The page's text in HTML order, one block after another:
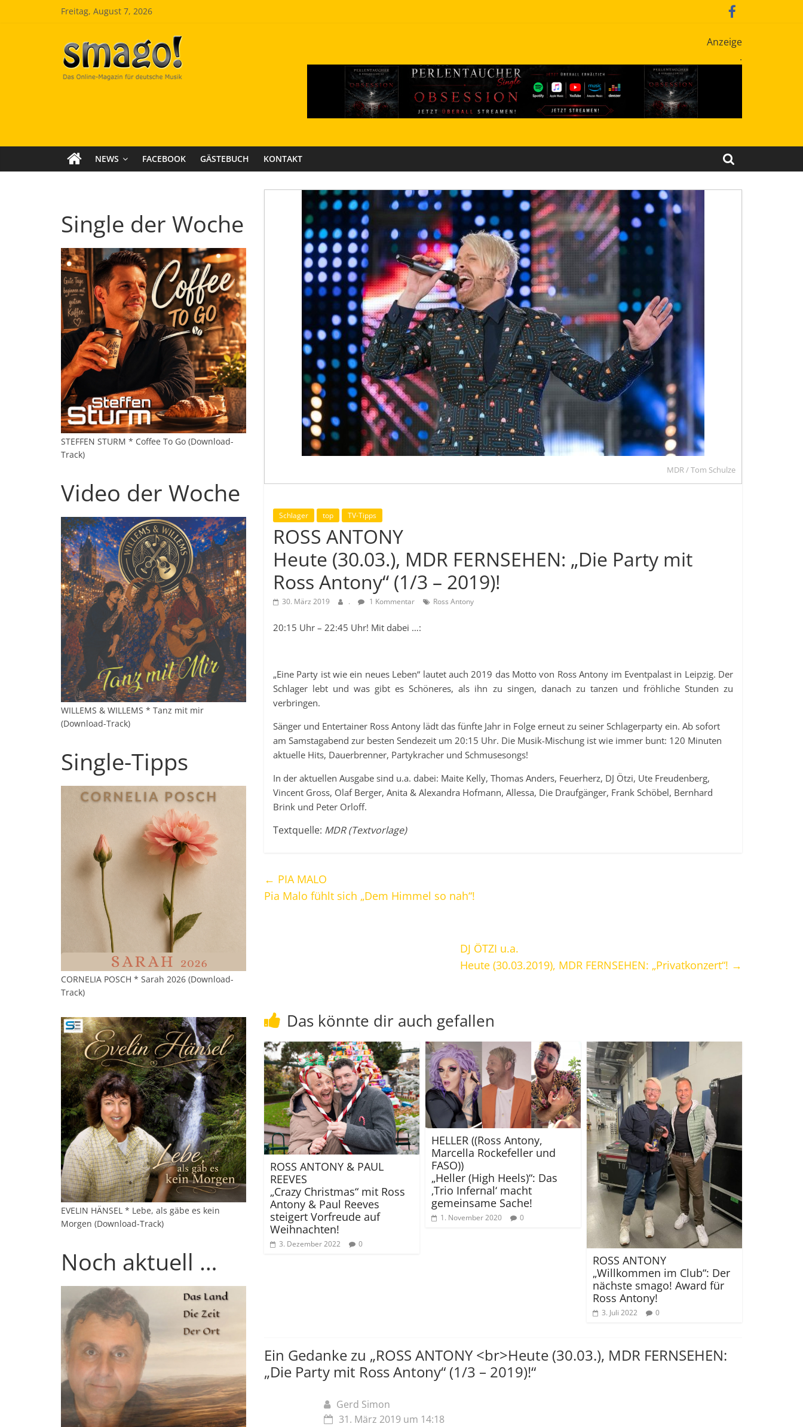
Freitag, August 7, 2026
Smago
SchlagerMAGazinOnline
Anzeige
.
NEWS FACEBOOK GÄSTEBUCH KONTAKT
MDR / Tom Schulze
Schlager top TV-Tipps
ROSS ANTONY
Heute (30.03.), MDR FERNSEHEN: „Die Party mit
Ross Antony“ (1/3 – 2019)!
30. März 2019 . 1 Kommentar Ross Antony
20:15 Uhr – 22:45 Uhr! Mit dabei …:
„Eine Party ist wie ein neues Leben“ lautet auch 2019 das Motto von Ross Antony im Eventpalast in Leipzig. Der
Schlager lebt und was gibt es Schöneres, als ihn zu singen, danach zu tanzen und fröhliche Stunden zu
verbringen.
Sänger und Entertainer Ross Antony lädt das fünfte Jahr in Folge erneut zu seiner Schlagerparty ein. Ab sofort
am Samstagabend zur besten Sendezeit um 20:15 Uhr. Die Musik-Mischung ist wie immer bunt: 120 Minuten
aktuelle Hits, Dauerbrenner, Partykracher und Schmusesongs!
In der aktuellen Ausgabe sind u.a. dabei: Maite Kelly, Thomas Anders, Feuerherz, DJ Ötzi, Ute Freudenberg,
Vincent Gross, Olaf Berger, Anita & Alexandra Hofmann, Allessa, Die Draufgänger, Frank Schöbel, Bernhard
Brink und Peter Orloff.
Textquelle: MDR (Textvorlage)
← PIA MALO
Pia Malo fühlt sich „Dem Himmel so nah“!
DJ ÖTZI u.a.
Heute (30.03.2019), MDR FERNSEHEN: „Privatkonzert“! →
Das könnte dir auch gefallen
ROSS ANTONY & PAUL
REEVES
„Crazy Christmas“ mit Ross
Antony & Paul Reeves
steigert Vorfreude auf
Weihnachten!
3. Dezember 2022 0
HELLER ((Ross Antony,
Marcella Rockefeller und
FASO))
„Heller (High Heels)“: Das
‚Trio Infernal‘ macht
gemeinsame Sache!
1. November 2020 0
ROSS ANTONY
„Willkommen im Club“: Der
nächste smago! Award für
Ross Antony!
3. Juli 2022 0
Ein Gedanke zu „ROSS ANTONY <br>Heute (30.03.), MDR FERNSEHEN:
„Die Party mit Ross Antony“ (1/3 – 2019)!“
Gerd Simon
31. März 2019 um 14:18
Single der Woche
STEFFEN STURM * Coffee To Go (Download-
Track)
Video der Woche
WILLEMS & WILLEMS * Tanz mit mir
(Download-Track)
Single-Tipps
CORNELIA POSCH * Sarah 2026 (Download-
Track)
EVELIN HÄNSEL * Lebe, als gäbe es kein
Morgen (Download-Track)
Noch aktuell …